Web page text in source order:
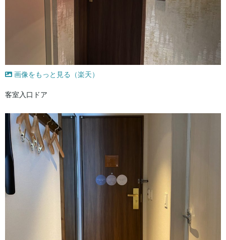
画像をもっと見る（楽天）
客室入口ドア